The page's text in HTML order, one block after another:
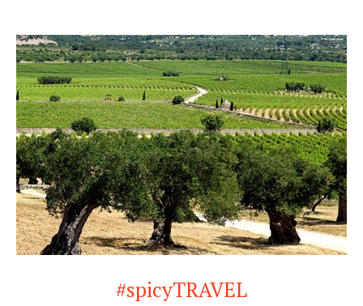
#spicyTRAVEL